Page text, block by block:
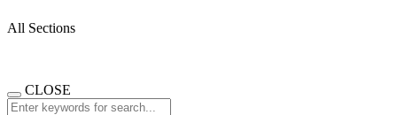
All Sections
CLOSE